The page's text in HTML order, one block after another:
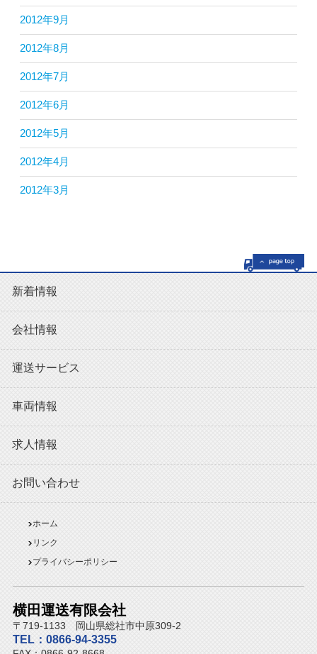
2012年9月
2012年8月
2012年7月
2012年6月
2012年5月
2012年4月
2012年3月
新着情報
会社情報
運送サービス
車両情報
求人情報
お問い合わせ
ホーム
リンク
プライバシーポリシー
横田運送有限会社
〒719-1133 岡山県総社市中原309-2
TEL：0866-94-3355